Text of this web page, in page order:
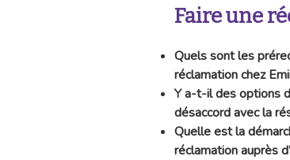
Faire une
Quels sont les
réclamation chez
Y a-t-il des options
désaccord avec la
Quelle est la
réclamation auprès